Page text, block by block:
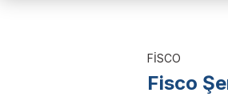
FİSCO
Fisco